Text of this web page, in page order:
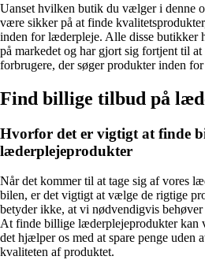
Uanset hvilken butik du vælger i denne
være sikker på at finde
inden for læderpleje. Alle disse butikker
på markedet og har gjort sig fortjent til
forbrugere, der søger produkter inden
Find billige tilbud på
Hvorfor det er vigtigt at finde
læderplejeprodukter
Når det kommer til at tage sig af vores
bilen, er det vigtigt at vælge de rigtige
betyder ikke, at vi nødvendigvis
At finde billige læderplejeprodukter kan
det hjælper os med at spare penge uden
kvaliteten af produktet.